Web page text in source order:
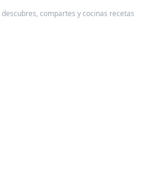
compartes y cocinas recetas